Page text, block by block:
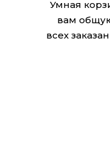
Умная
вам
всех